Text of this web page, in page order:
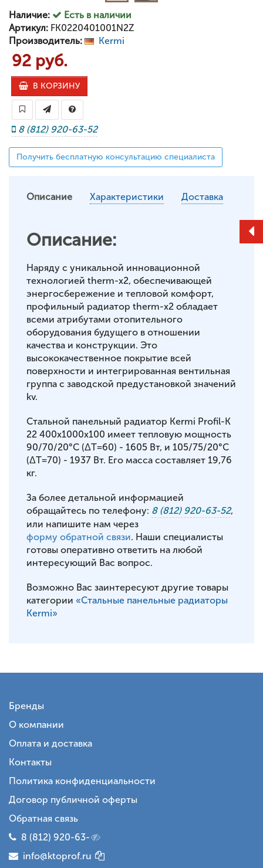
Наличие:
Есть в наличии
Артикул: FK0220401001N2Z
Производитель:
Kermi
92 руб.
В КОРЗИНУ
8 (812) 920-63-52
Получить бесплатную консультацию специалиста
Описание Характеристики Доставка
Описание:
Наряду с уникальной инновационной
технологией therm-x2, обеспечивающей
энергосбережение и тепловой комфорт,
профильный радиатор therm-x2 обладает
всеми атрибутами отопительного
оборудования будущего в отношении
качества и конструкции. Это
высококачественное покрытие всей
поверхности и интегрированная вентильная
группа с заводской предустановкой значений
kv.
Стальной панельный радиатор Kermi Profil-K
22 400x1000x100 имеет тепловую мощность
90/70/20°С (ΔT=60) - 1605 Вт, и 105/75/20°С
(ΔT=70) - 1937 Вт. Его масса составляет 19,76
кг.
За более детальной информацией
обращайтесь по телефону: 8 (812) 920-63-52,
или напишите нам через
форму обратной связи. Наши специалисты
готовы оперативно ответить на любой
интересующий Вас вопрос.
Возможно Вас заинтересуют другие товары
категории «Стальные панельные радиаторы
Kermi»
Бренды
О компании
Оплата и доставка
Контакты
Политика конфиденциальности
Договор публичной оферты
Обратная связь
8 (812) 920-63-
info@ktoprof.ru